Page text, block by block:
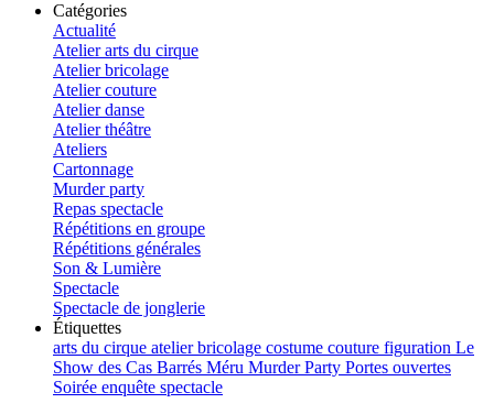
Catégories
Actualité
Atelier arts du cirque
Atelier bricolage
Atelier couture
Atelier danse
Atelier théâtre
Ateliers
Cartonnage
Murder party
Repas spectacle
Répétitions en groupe
Répétitions générales
Son & Lumière
Spectacle
Spectacle de jonglerie
Étiquettes
arts du cirque atelierbricolage costume couture figuration Le
Show des Cas Barrés Méru Murder Party Portes ouvertes
Soirée enquête spectacle